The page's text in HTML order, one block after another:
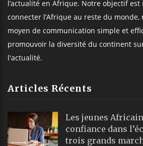
l’actualité en Afrique. Notre objectif
connecter l’Afrique au reste du monde,
moyen de communication simple et
promouvoir la diversité du continent
l'actualité.
Articles Récents
Les jeunes
confiance dans
trois grands